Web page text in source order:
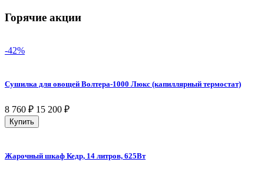
Горячие акции
-42%
Сушилка для овощей Волтера-1000 Люкс (капиллярный термостат)
8 760 ₽ 15 200 ₽
Купить
Жарочный шкаф Кедр, 14 литров, 625Вт